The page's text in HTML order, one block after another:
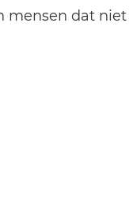
mensen dat niet